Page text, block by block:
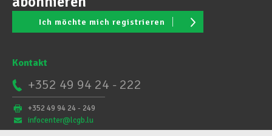
Ich möchte mich registrieren
Kontakt
+352 49 94 24 - 222
+352 49 94 24 - 249
infocenter@lcgb.lu